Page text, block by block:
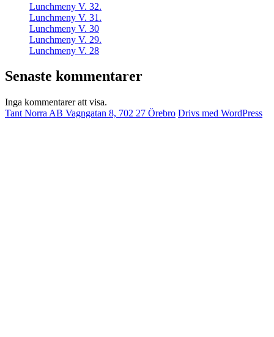
Lunchmeny V. 32.
Lunchmeny V. 31.
Lunchmeny V. 30
Lunchmeny V. 29.
Lunchmeny V. 28
Senaste kommentarer
Inga kommentarer att visa.
Tant Norra AB Vagngatan 8, 702 27 Örebro Drivs med WordPress